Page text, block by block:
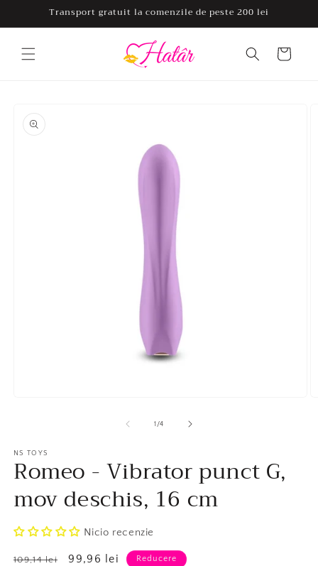
Salt laTransport gratuit la comenzile de peste 200 lei
Coș
despre
produs
media
1
1 /4
NS TOYS
Romeo - Vibrator punct G,
mov deschis, 16 cm
Nicio recenzie
Preț
109,14 lei
Preț
99,96 lei Reducere